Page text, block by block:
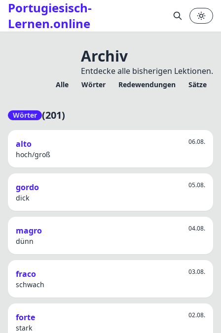
Portugiesisch-
Lernen.online
Archiv
Entdecke alle bisherigen Lektionen.
Alle Wörter Redewendungen Sätze
Wörter (201)
alto 06.08.
hoch/groß
gordo 05.08.
dick
magro 04.08.
dünn
fraco 03.08.
schwach
forte 02.08.
stark
✕